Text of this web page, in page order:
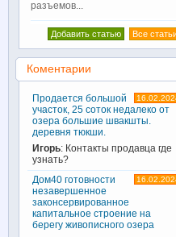
разъемов...
Все
Добавить статью
Коментарии
Продается большой
участок, 25 соток недалеко от
озера большие швакшты.
деревня тюкши.
Игорь: Контакты продавца где
узнать?
Дом40 готовности
незавершенное
законсервированное
капитальное строение на
берегу живописного озера